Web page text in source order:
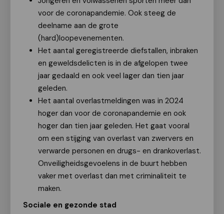
voor de coronapandemie. Ook steeg de
deelname aan de grote
(hard)loopevenementen.
Het aantal geregistreerde diefstallen, inbraken
en geweldsdelicten is in de afgelopen twee
jaar gedaald en ook veel lager dan tien jaar
geleden.
Het aantal overlastmeldingen was in 2024
hoger dan voor de coronapandemie en ook
hoger dan tien jaar geleden. Het gaat vooral
om een stijging van overlast van zwervers en
verwarde personen en drugs- en drankoverlast.
Onveiligheidsgevoelens in de buurt hebben
vaker met overlast dan met criminaliteit te
maken.
Sociale en gezonde stad